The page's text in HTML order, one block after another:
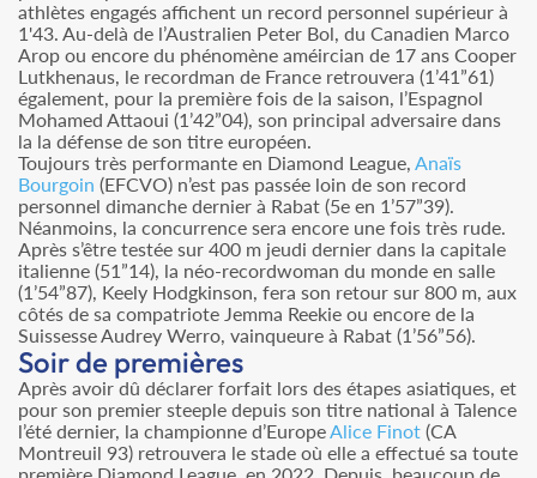
athlètes engagés affichent un record personnel supérieur à
1'43. Au-delà de l’Australien Peter Bol, du Canadien Marco
Arop ou encore du phénomène améircian de 17 ans Cooper
Lutkhenaus, le recordman de France retrouvera (1’41”61)
également, pour la première fois de la saison, l’Espagnol
Mohamed Attaoui (1’42”04), son principal adversaire dans
la la défense de son titre européen.
Toujours très performante en Diamond League, Anaïs
Bourgoin (EFCVO) n’est pas passée loin de son record
personnel dimanche dernier à Rabat (5e en 1’57”39).
Néanmoins, la concurrence sera encore une fois très rude.
Après s’être testée sur 400 m jeudi dernier dans la capitale
italienne (51”14), la néo-recordwoman du monde en salle
(1’54”87), Keely Hodgkinson, fera son retour sur 800 m, aux
côtés de sa compatriote Jemma Reekie ou encore de la
Suissesse Audrey Werro, vainqueure à Rabat (1’56”56).
Soir de premières
Après avoir dû déclarer forfait lors des étapes asiatiques, et
pour son premier steeple depuis son titre national à Talence
l’été dernier, la championne d’Europe Alice Finot (CA
Montreuil 93) retrouvera le stade où elle a effectué sa toute
première Diamond League, en 2022. Depuis, beaucoup de